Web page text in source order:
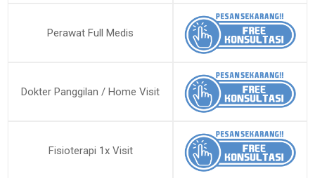
Perawat Full Medis
Dokter Panggilan / Home Visit
Fisioterapi 1x Visit